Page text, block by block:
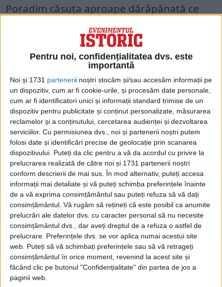
Pentru noi, confidențialitatea dvs. este
importantă
Noi și 1731 partenerii noștri stocăm și/sau accesăm informații pe
un dispozitiv, cum ar fi cookie-urile, și procesăm date personale,
cum ar fi identificatori unici și informații standard trimise de un
dispozitiv pentru publicitate și conținut personalizate, măsurarea
reclamelor și a conținutului, cercetarea audienței și dezvoltarea
serviciilor. Cu permisiunea dvs., noi și partenerii noștri putem
folosi date și identificări precise de geolocație prin scanarea
dispozitivului. Puteți da clic pentru a vă da acordul cu privire la
prelucrarea realizată de către noi și 1731 partenerii noștri
conform descrierii de mai sus. În mod alternativ, puteți accesa
informații mai detaliate și vă puteți schimba preferințele înainte
de a vă exprima consimțământul sau puteți refuza să vă dați
consimțământul. Vă rugăm să rețineți că este posibil ca anumite
prelucrări ale datelor dvs. cu caracter personal să nu necesite
consimțământul dvs., dar aveți dreptul de a refuza o astfel de
prelucrare. Preferințele dvs. se vor aplica numai acestui site
web. Puteți să vă schimbați preferințele sau să vă retrageți
consimțământul în orice moment, revenind la acest site și
făcând clic pe butonul "Confidențialitate" din partea de jos a
paginii web.
Poradim căsuța aproape dărăpănată ce
adăpostise săptămâni pe Domnitorul Carol
I, comandantul celor 35.000 de ostași
români și 30.000 de soldați ruși de la
DUPĂ 25 DE ANI
În 1902, la începutul lui noiembrie, Regele
Carol I a făcut o vizită Principelui Ferdinand
al Bulgariei.